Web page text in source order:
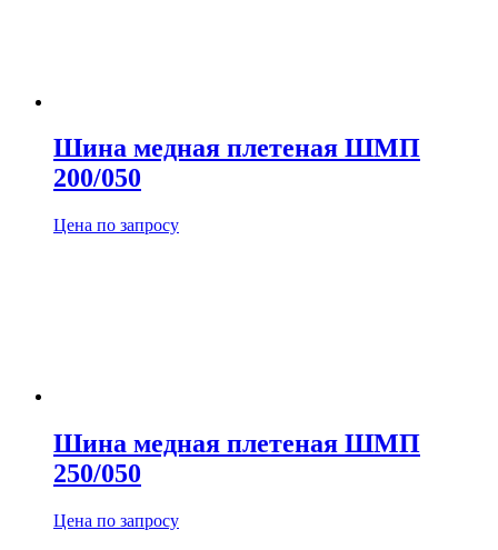
Шина медная плетеная ШМП
200/050
Цена по запросу
Шина медная плетеная ШМП
250/050
Цена по запросу